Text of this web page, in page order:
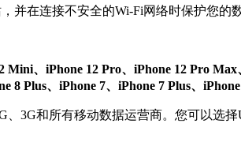
在连接不安全的Wi-Fi网络时保护您的
、iPhone 12 Pro、iPhone 12 Pro
Plus、iPhone 7、iPhone 7 Plus、
、3G和所有移动数据运营商。您可以选